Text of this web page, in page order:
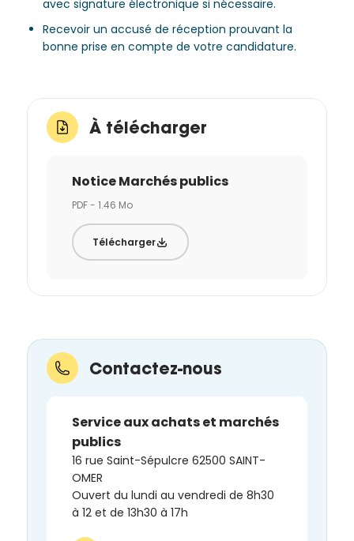
avec signature électronique si nécessaire.
Recevoir un accusé de réception prouvant la
bonne prise en compte de votre candidature.
À télécharger
Notice Marchés publics
PDF - 1.46 Mo
Télécharger
Contactez-nous
Service aux achats et marchés
publics
16 rue Saint-Sépulcre 62500 SAINT-
OMER
Ouvert du lundi au vendredi de 8h30
à 12 et de 13h30 à 17h